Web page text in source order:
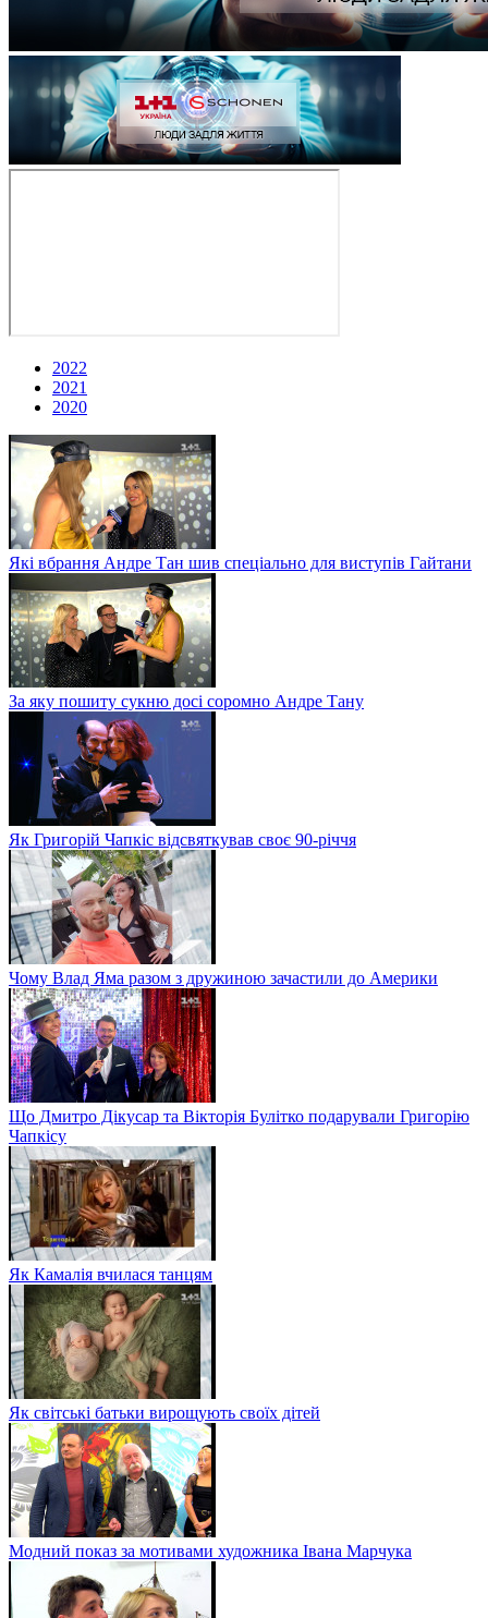
2022
2021
2020
Які вбрання Андре Тан шив спеціально для виступів Гайтани
За яку пошиту сукню досі соромно Андре Тану
Як Григорій Чапкіс відсвяткував своє 90-річчя
Чому Влад Яма разом з дружиною зачастили до Америки
Що Дмитро Дікусар та Вікторія Булітко подарували Григорію
Чапкісу
Як Камалія вчилася танцям
Як світські батьки вирощують своїх дітей
Модний показ за мотивами художника Івана Марчука